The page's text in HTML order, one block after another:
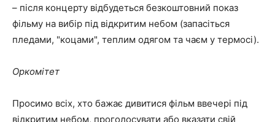
– після концерту відбудеться безкоштовний показ
фільму на вибір під відкритим небом (запасіться
пледами, "коцами", теплим одягом та чаєм у термосі).
Оркомітет
Просимо всіх, хто бажає дивитися фільм ввечері під
відкритим небом, проголосувати або вказати свій